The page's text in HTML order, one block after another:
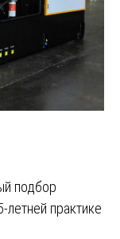
подбор
практике